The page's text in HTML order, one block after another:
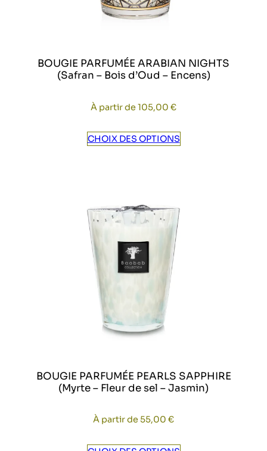
BOUGIE PARFUMÉE ARABIAN NIGHTS
(Safran – Bois d’Oud – Encens)
À partir de105,00 €
CHOIX DES OPTIONS
BOUGIE PARFUMÉE PEARLS SAPPHIRE
(Myrte – Fleur de sel – Jasmin)
À partir de 55,00 €